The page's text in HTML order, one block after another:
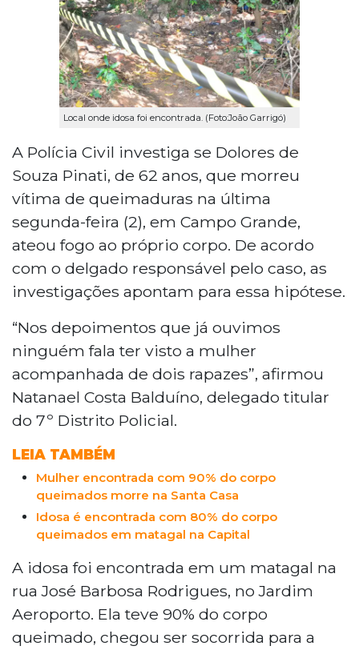
Local onde idosa foi encontrada. (Foto:João Garrigó)
A Polícia Civil investiga se Dolores de
Souza Pinati, de 62 anos, que morreu
vítima de queimaduras na última
segunda-feira (2), em Campo Grande,
ateou fogo ao próprio corpo. De acordo
com o delgado responsável pelo caso, as
investigações apontam para essa hipótese.
“Nos depoimentos que já ouvimos
ninguém fala ter visto a mulher
acompanhada de dois rapazes”, afirmou
Natanael Costa Balduíno, delegado titular
do 7º Distrito Policial.
LEIA TAMBÉM
Mulher encontrada com 90% do corpo
queimados morre na Santa Casa
Idosa é encontrada com 80% do corpo
queimados em matagal na Capital
A idosa foi encontrada em um matagal na
rua José Barbosa Rodrigues, no Jardim
Aeroporto. Ela teve 90% do corpo
queimado, chegou ser socorrida para a